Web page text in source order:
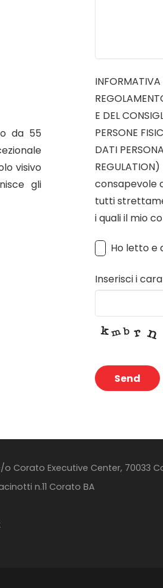
da 55
visivo
gli
INFORMATIVA
E DEL
PERSONE
DATI
consapevole
tutti
i quali il mio
Ho letto e
Inserisci i
Send
should
o Corato Executive Center, 70033
n.11 Corato BA